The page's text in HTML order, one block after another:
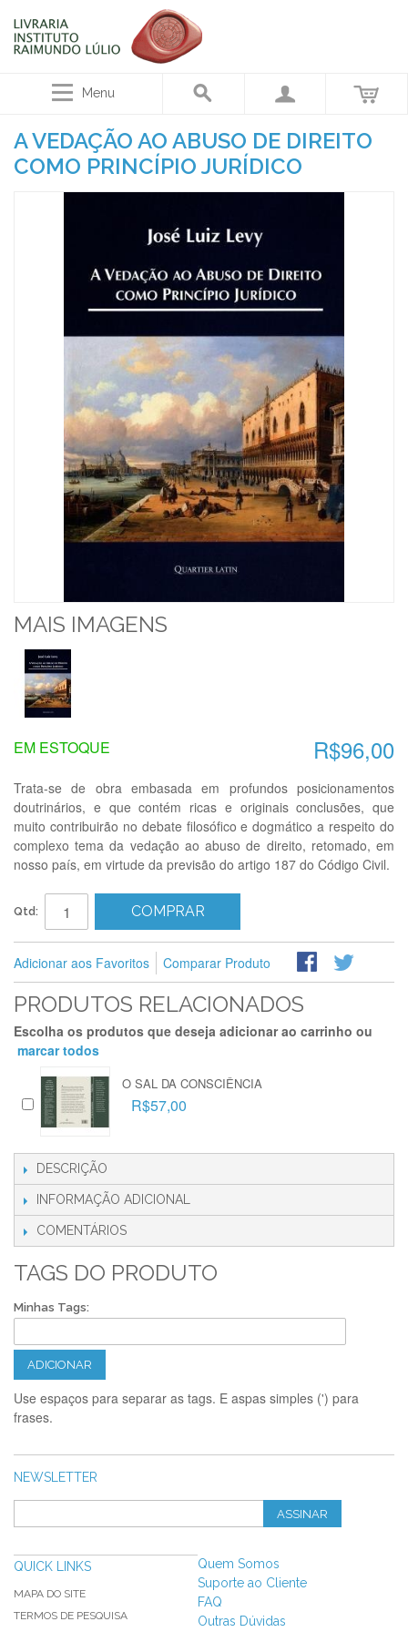
Menu
A VEDAÇÃO AO ABUSO DE DIREITO
COMO PRINCÍPIO JURÍDICO
MAIS IMAGENS
R$96,00
EM ESTOQUE
Trata-se de obra embasada em profundos posicionamentos
doutrinários, e que contém ricas e originais conclusões, que
muito contribuirão no debate filosófico e dogmático a respeito do
complexo tema da vedação ao abuso de direito, retomado, em
nosso país, em virtude da previsão do artigo 187 do Código Civil.
Qtd: COMPRAR
Adicionar aos Favoritos Comparar Produto
PRODUTOS RELACIONADOS
Escolha os produtos que deseja adicionar ao carrinho ou
marcar todos
O SAL DA CONSCIÊNCIA
R$57,00
DESCRIÇÃO
INFORMAÇÃO ADICIONAL
COMENTÁRIOS
TAGS DO PRODUTO
Minhas Tags:
ADICIONAR
Use espaços para separar as tags. E aspas simples (') para
frases.
NEWSLETTER
ASSINAR
QUICK LINKS
MAPA DO SITE
TERMOS DE PESQUISA
Quem Somos
Suporte ao Cliente
FAQ
Outras Dúvidas